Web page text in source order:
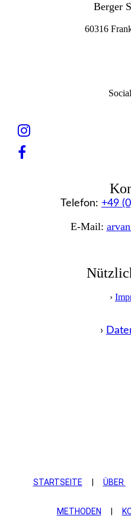
Berger
60316
Telefon: +49
E-Mail:
›
›
STARTSEITE ÜBER
METHODEN